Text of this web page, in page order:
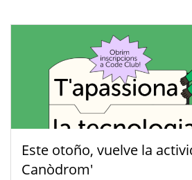
Este otoño, vuelve la
Canòdrom'